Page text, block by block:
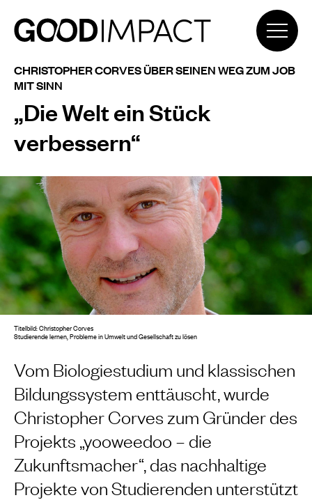
CHRISTOPHER CORVES ÜBER SEINEN WEG ZUM JOB
MIT SINN
„Die Welt ein Stück
verbessern“
Vom Biologiestudium und klassischen
Bildungssystem enttäuscht, wurde
Christopher Corves zum Gründer des
Projekts „yooweedoo – die
Zukunftsmacher“, das nachhaltige
Projekte von Studierenden unterstützt
Titelbild: Christopher Corves
Studierende lernen, Probleme in Umwelt und Gesellschaft zu lösen